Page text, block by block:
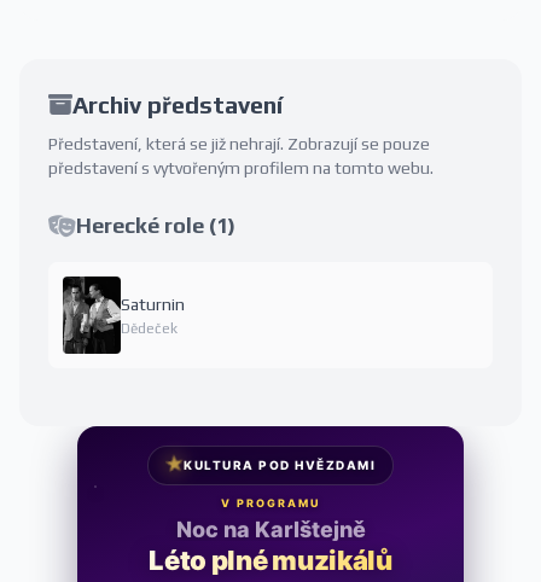
Archiv představení
Představení, která se již nehrají. Zobrazují se pouze
představení s vytvořeným profilem na tomto webu.
Herecké role (1)
Saturnin
Dědeček
★KULTURA POD HVĚZDAMI
V PROGRAMU
Noc na Karlštejně
Léto plné muzikálů